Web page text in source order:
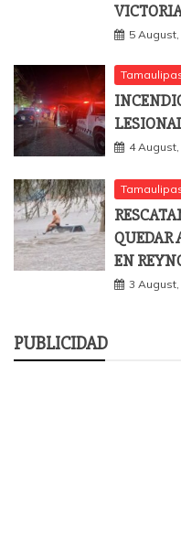
5
4
QUEDAR
EN
3 August,
PUBLICIDAD